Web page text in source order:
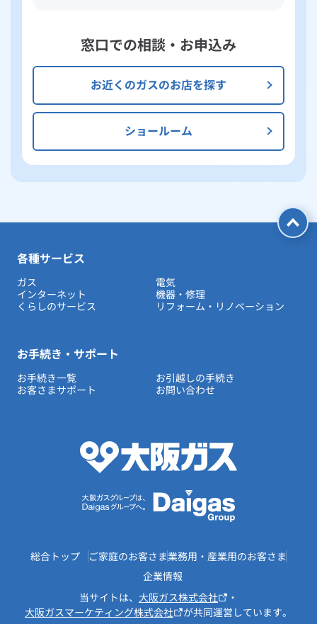
窓口での相談・お申込み
お近くのガスのお店を探す
ショールーム
各種サービス
ガス
電気
インターネット
機器・修理
くらしのサービス
リフォーム・リノベーション
お手続き・サポート
お手続き一覧
お引越しの手続き
お客さまサポート
お問い合わせ
総合トップ ご家庭のお客さま業務用・産業用のお客さま
企業情報
当サイトは、 大阪ガス株式会社
・
大阪ガスマーケティング株式会社
が共同運営しています。